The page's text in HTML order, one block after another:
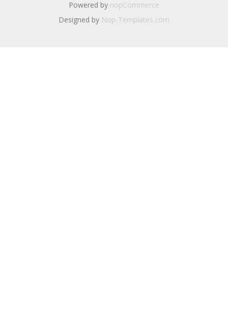
Powered by nopCommerce
Designed by Nop-Templates.com